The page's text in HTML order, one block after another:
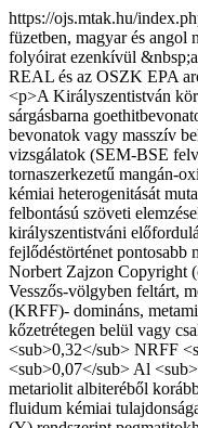
https://ojs.mtak.hu/
füzetben, magyar és angol
folyóirat ezenkívül
REAL és az OSZK EPA
<p>A Királyszentistván
sárgásbarna
bevonatok vagy masszív
vizsgálatok (SEM-BSE
tor­naszerkezetű mangán-
kémiai heterogenitását
felbontású szöveti
királyszentistváni
fejlődéstörténet pontosabb
Norbert Zajzon Copyright
Vesszős-völgyben feltárt,
(KRFF)- domináns,
kőzetrétegen belül vagy
<sub>0,32</sub> NRFF
<sub>0,07</sub> Al
metariolit albiteréből
fluidum kémiai